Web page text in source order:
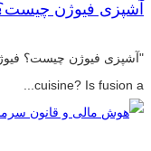
آشپزی فیوژن
cuisine? Is fusion a...